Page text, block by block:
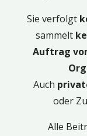
Sie verfolgt
sammelt
Auftrag
Auch
oder
Alle